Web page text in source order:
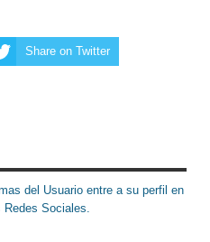
Share on Twitter
del Usuario entre a su perfil en
Redes Sociales.